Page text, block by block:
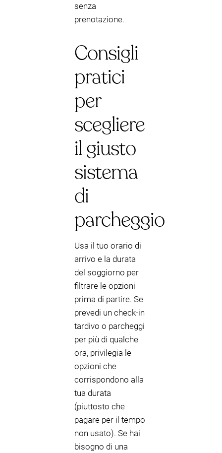
senza
prenotazione.
Consigli
pratici
per
scegliere
il giusto
sistema
di
parcheggio
Usa il tuo orario di
arrivo e la durata
del soggiorno per
filtrare le opzioni
prima di partire. Se
prevedi un check-in
tardivo o parcheggi
per più di qualche
ora, privilegia le
opzioni che
corrispondono alla
tua durata
(piuttosto che
pagare per il tempo
non usato). Se hai
bisogno di una